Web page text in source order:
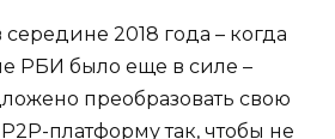
2018 года – когда
РБИ было еще в силе –
преобразовать свою
платформу так, чтобы не